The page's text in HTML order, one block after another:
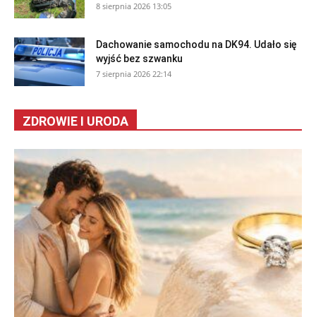
8 sierpnia 2026 13:05
Dachowanie samochodu na DK94. Udało się
wyjść bez szwanku
7 sierpnia 2026 22:14
ZDROWIE I URODA